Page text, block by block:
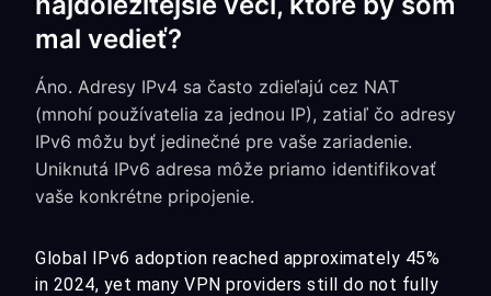
mal vedieť?
Áno. Adresy IPv4 sa často zdieľajú cez NAT
(mnohí používatelia za jednou IP), zatiaľ čo adresy
IPv6 môžu byť jedinečné pre vaše zariadenie.
Uniknutá IPv6 adresa môže priamo identifikovať
vaše konkrétne pripojenie.
Global IPv6 adoption reached approximately 45%
in 2024, yet many VPN providers still do not fully